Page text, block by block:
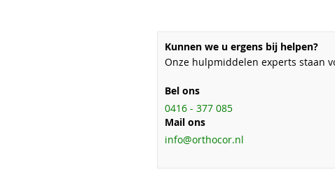
Kunnen we u ergens bij helpen?
Onze hulpmiddelen experts staan
Bel ons
0416 - 377 085
Mail ons
info@orthocor.nl